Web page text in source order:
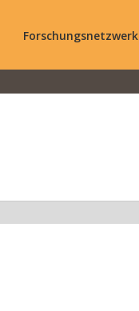
Forschungsnetzwerk